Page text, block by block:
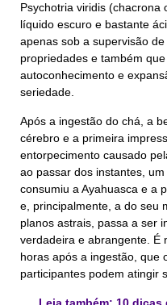
Psychotria viridis (chacrona
líquido escuro e bastante
apenas sob a supervisão
propriedades e também
autoconhecimento e
seriedade.
Após a ingestão do chá, a
cérebro e a primeira
entorpecimento causado
ao passar dos instantes,
consumiu a Ayahuasca e a
e, principalmente, a do seu
planos astrais, passa a ser
verdadeira e abrangente. É
horas após a ingestão, que
participantes podem atingir